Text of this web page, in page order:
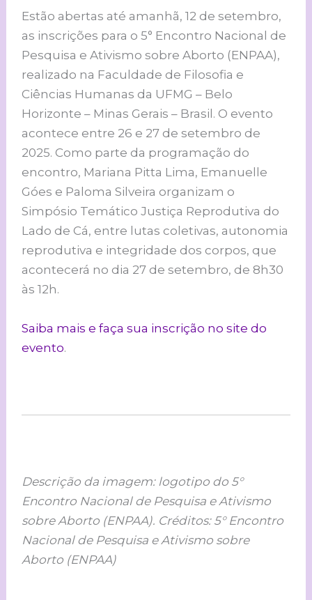
Estão abertas até amanhã, 12 de setembro,
as inscrições para o 5° Encontro Nacional de
Pesquisa e Ativismo sobre Aborto (ENPAA),
realizado na Faculdade de Filosofia e
Ciências Humanas da UFMG – Belo
Horizonte – Minas Gerais – Brasil. O evento
acontece entre 26 e 27 de setembro de
2025. Como parte da programação do
encontro, Mariana Pitta Lima, Emanuelle
Góes e Paloma Silveira organizam o
Simpósio Temático Justiça Reprodutiva do
Lado de Cá, entre lutas coletivas, autonomia
reprodutiva e integridade dos corpos, que
acontecerá no dia 27 de setembro, de 8h30
às 12h.
Saiba mais e faça sua inscrição no site do
evento.
Descrição da imagem: logotipo do 5°
Encontro Nacional de Pesquisa e Ativismo
sobre Aborto (ENPAA). Créditos: 5° Encontro
Nacional de Pesquisa e Ativismo sobre
Aborto (ENPAA)